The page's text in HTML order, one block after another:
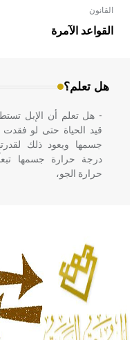
القانون
القواعد الآمرة
هل تعلم؟
- هل تعلم أن الأبلق
الهندسية التي ارتبطت
في بلاد الشام ومصر
- هل تعلم أن الإبل
جسمها ويعود ذلك
درجة حرارة جسمها
حرارة الجو،
أربعة مؤلفات هي: الحكم،
التغذية، ورسالته
ويعود له الفضل بأنه
الدين والفلسفة.
- هل تعلم أن المرجان
يتكون في البحر